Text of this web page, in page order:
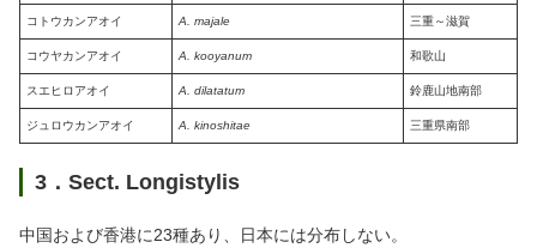
コトウカンアオイ A. majale 三重～滋賀
コウヤカンアオイ A. kooyanum 和歌山
スエヒロアオイ A. dilatatum 鈴鹿山地南部
ジュロウカンアオイ A. kinoshitae 三重県南部
3．Sect. Longistylis
中国および香港に23種あり、日本には分布しない。